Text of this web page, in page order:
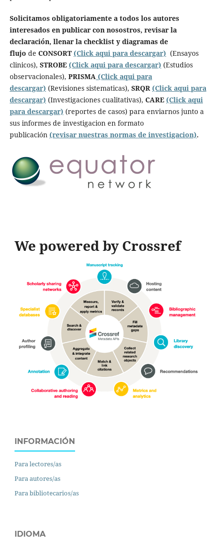
Solicitamos obligatoriamente a todos los autores
interesados en publicar con nosostros, revisar la
declaración, llenar la checklist y diagramas de
flujo de CONSORT (Click aqui para descargar) (Ensayos
clinicos), STROBE (Click aqui para descargar) (Estudios
observacionales), PRISMA(Click aqui para
descargar) (Revisiones sistematicas), SRQR (Click aqui para
descargar) (Investigaciones cualitativas), CARE (Click aqui
para descargar) (reportes de casos) para enviarnos junto a
sus informes de investigacion en formato
publicación (revisar nuestras normas de investigacion).
We powered by Crossref
INFORMACIÓN
Para lectores/as
Para autores/as
Para bibliotecarios/as
IDIOMA